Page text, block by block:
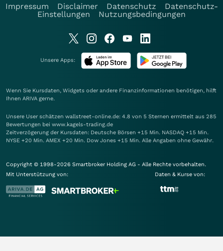
Impressum
Disclaimer Datenschutz
Datenschutz-
Einstellungen
Nutzungsbedingungen
Unsere Apps:
Wenn Sie Kursdaten, Widgets oder andere Finanzinformationen benötigen, hilft
Ihnen ARIVA gerne.
Unsere User schätzen wallstreet-online.de: 4.8 von 5 Sternen ermittelt aus 285
Bewertungen bei www.kagels-trading.de
Zeitverzögerung der Kursdaten: Deutsche Börsen +15 Min. NASDAQ +15 Min.
NYSE +20 Min. AMEX +20 Min. Dow Jones +15 Min. Alle Angaben ohne Gewähr.
Copyright © 1998-2026 Smartbroker Holding AG - Alle Rechte vorbehalten.
Mit Unterstützung von:
Daten & Kurse von: